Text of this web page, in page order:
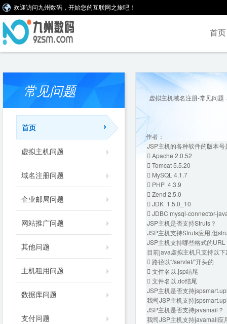
欢迎访问九州数码，开始您的互联网之旅吧！
首页
常见问题
首页
虚拟主机问题
域名注册问题
企业邮局问题
网站推广问题
其他问题
主机租用问题
数据库问题
支付问题
虚拟主机域名注册-常见问题
作者：
JSP主机的各种软件的版本号
 Apache 2.0.52
 Tomcat 5.5.20
 MySQL 4.1.7
 PHP 4.3.9
 Zend 2.5.0
 JDK 1.5.0_10
 JDBC mysql-connector-
JSP主机是否支持Struts？
JSP主机支持Struts应用,但
JSP主机支持哪些格式的URL
目前java虚拟主机只支持以
 路径以“/servlet/”开头的
 文件名以.jsp结尾
 文件名以.do结尾
JSP主机是否支持
我司JSP主机支持
JSP主机是否支持javamail？
我司JSP主机支持javamail应